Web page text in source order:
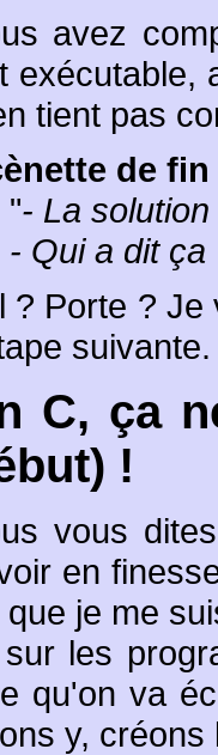
avez
exécutable,
tient pas
de
"- La
- Qui a dit ça
? Porte ?
suivante.
C, ça
!
vous
en
que je me
les
qu'on va
y,